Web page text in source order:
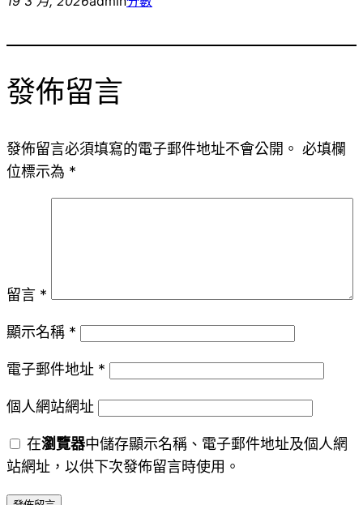
發佈留言
發佈留言必須填寫的電子郵件地址不會公開。 必填欄
位標示為 *
留言 *
顯示名稱 *
電子郵件地址 *
個人網站網址
在瀏覽器中儲存顯示名稱、電子郵件地址及個人網
站網址，以供下次發佈留言時使用。